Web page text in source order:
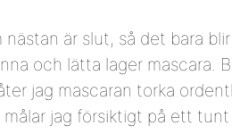
är slut, så det bara
och lätta lager mascara.
jag mascaran torka
målar jag försiktigt på ett